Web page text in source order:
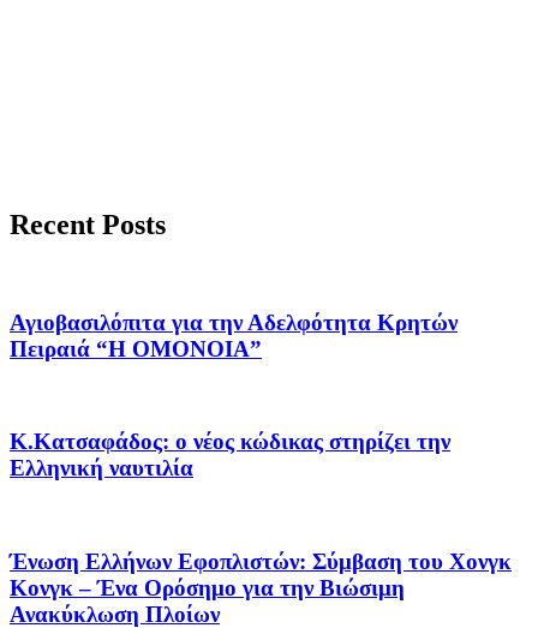
Recent Posts
Αγιοβασιλόπιτα για την Αδελφότητα Κρητών
Πειραιά “Η ΟΜΟΝΟΙΑ”
Κ.Κατσαφάδος: ο νέος κώδικας στηρίζει την
Ελληνική ναυτιλία
Ένωση Ελλήνων Εφοπλιστών: Σύμβαση του Χονγκ
Κονγκ – Ένα Ορόσημο για την Βιώσιμη
Ανακύκλωση Πλοίων